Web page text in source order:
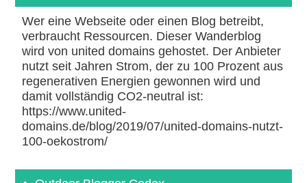
Wer eine Webseite oder einen Blog betreibt,
verbraucht Ressourcen. Dieser Wanderblog
wird von united domains gehostet. Der Anbieter
nutzt seit Jahren Strom, der zu 100 Prozent aus
regenerativen Energien gewonnen wird und
damit vollständig CO2-neutral ist:
https://www.united-
domains.de/blog/2019/07/united-domains-nutzt-
100-oekostrom/